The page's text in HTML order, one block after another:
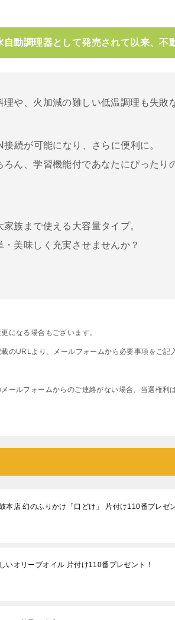
動調理器として発売されて以来、不
や、火加減の難しい低温調理も失敗
続が可能になり、さらに便利に。
ろん、学習機能付であなたにぴったり
族まで使える大容量タイプ。
美味しく充実させませんか？
になる場合もございます。
のURLより、メールフォームから必要事項をご記
ールフォームからのご連絡がない場合、当選権利
本店 幻のふりかけ「口どけ」 片付け110番プレゼ
いオリーブオイル 片付け110番プレゼント！